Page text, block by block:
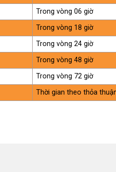
Trong vòng 06 giờ
Trong vòng 18 giờ
Trong vòng 24 giờ
Trong vòng 48 giờ
Trong vòng 72 giờ
Thời gian theo thỏa